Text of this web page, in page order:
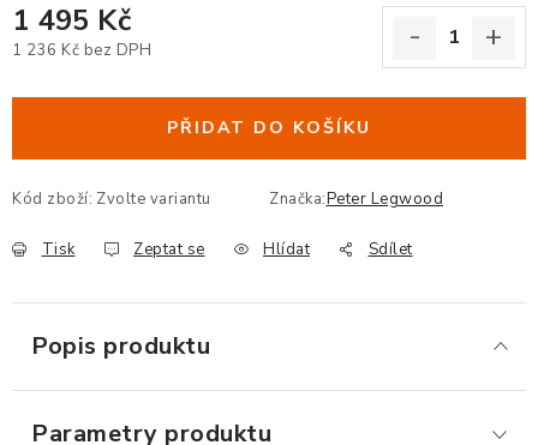
PODLOŽKY POD NOHY
PODLOŽKY POD MYŠ A ZÁPĚSTÍ
VÝSUVY A DRŽÁKY NA KLÁVESNICI
DRŽÁKY LCD MONITORŮ A TV
STOJANY POD NOTEBOOK
1 495 Kč
1 236 Kč bez DPH
PŘIDAT DO KOŠÍKU
Kód zboží: Zvolte variantu Značka:Peter Legwood
Tisk Zeptat se Hlídat Sdílet
Popis produktu
Parametry produktu